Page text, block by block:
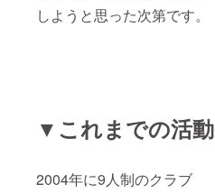
しようと思った次第です。
▼これまでの活動
2004年に9人制のクラブ